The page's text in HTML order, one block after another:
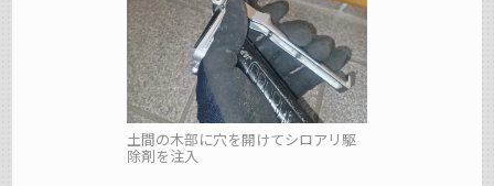
土間の木部に穴を開けてシロアリ駆
除剤を注入